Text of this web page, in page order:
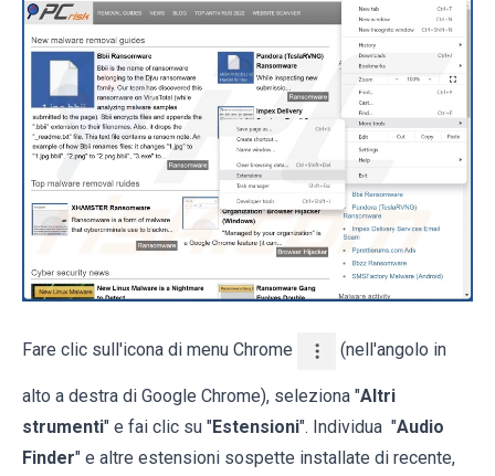
Fare clic sull'icona di menu Chrome (nell'angolo in
alto a destra di Google Chrome), seleziona "Altri
strumenti" e fai clic su "Estensioni". Individua "Audio
Finder" e altre estensioni sospette installate di recente,